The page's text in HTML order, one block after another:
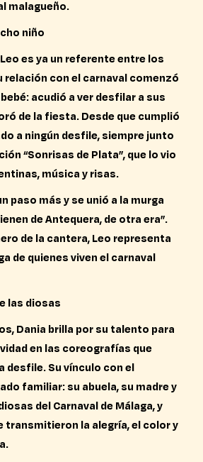
malagueño.
niño
es ya un referente entre los
relación con el carnaval comenzó
acudió a ver desfilar a sus
de la fiesta. Desde que cumplió
a ningún desfile, siempre junto
“Sonrisas de Plata”, que lo vio
música y risas.
paso más y se unió a la murga
de Antequera, de otra era”.
de la cantera, Leo representa
de quienes viven el carnaval
las diosas
Dania brilla por su talento para
en las coreografías que
desfile. Su vínculo con el
familiar: su abuela, su madre y
del Carnaval de Málaga, y
transmitieron la alegría, el color y